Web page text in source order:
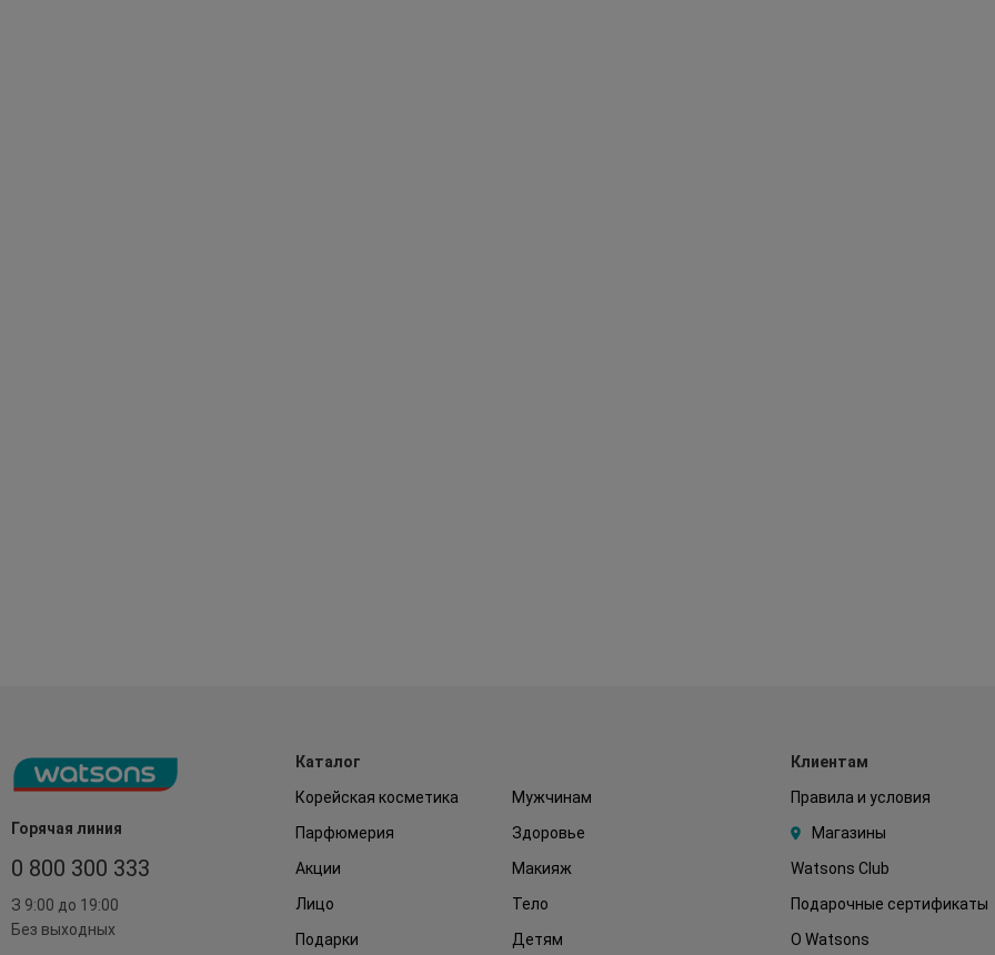
Горячая линия
0 800 300 333
З 9:00 до 19:00
Без выходных
Каталог
Корейская косметика
Мужчинам
Парфюмерия
Здоровье
Акции
Макияж
Лицо
Тело
Подарки
Детям
Клиентам
Правила и условия
Магазины
Watsons Club
Подарочные сертификаты
О Watsons